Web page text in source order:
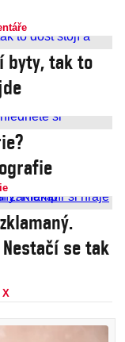
byty, tak to
se tak
X